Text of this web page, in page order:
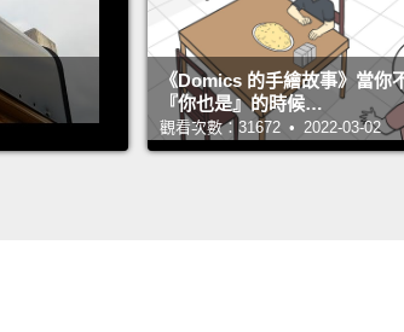
《Domics 的手繪故事》當你
『你也是』的時候…
觀看次數：31672 • 2022-03-02